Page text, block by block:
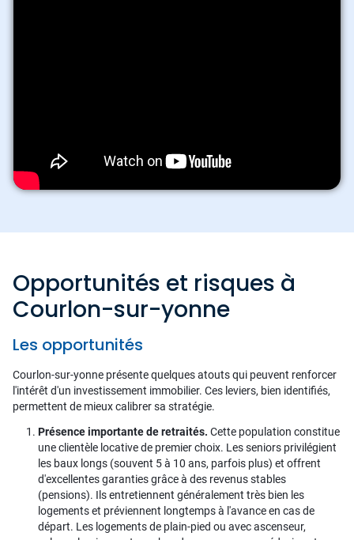
Opportunités et risques à
Courlon-sur-yonne
Les opportunités
Courlon-sur-yonne présente quelques atouts qui peuvent renforcer
l'intérêt d'un investissement immobilier. Ces leviers, bien identifiés,
permettent de mieux calibrer sa stratégie.
Présence importante de retraités. Cette population constitue
une clientèle locative de premier choix. Les seniors privilégient
les baux longs (souvent 5 à 10 ans, parfois plus) et offrent
d'excellentes garanties grâce à des revenus stables
(pensions). Ils entretiennent généralement très bien les
logements et préviennent longtemps à l'avance en cas de
départ. Les logements de plain-pied ou avec ascenseur,